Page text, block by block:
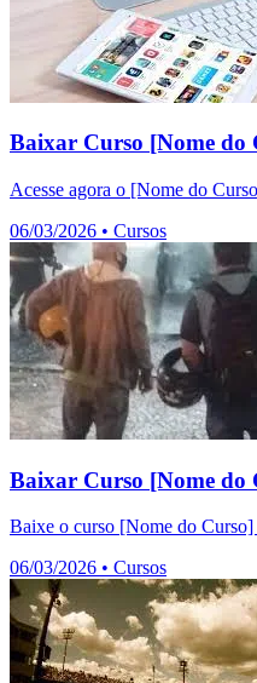
Baixar Curso [Nome do
Acesse agora o [Nome do
06/03/2026 • Cursos
Baixar Curso [Nome do
Baixe o curso [Nome do
06/03/2026 • Cursos